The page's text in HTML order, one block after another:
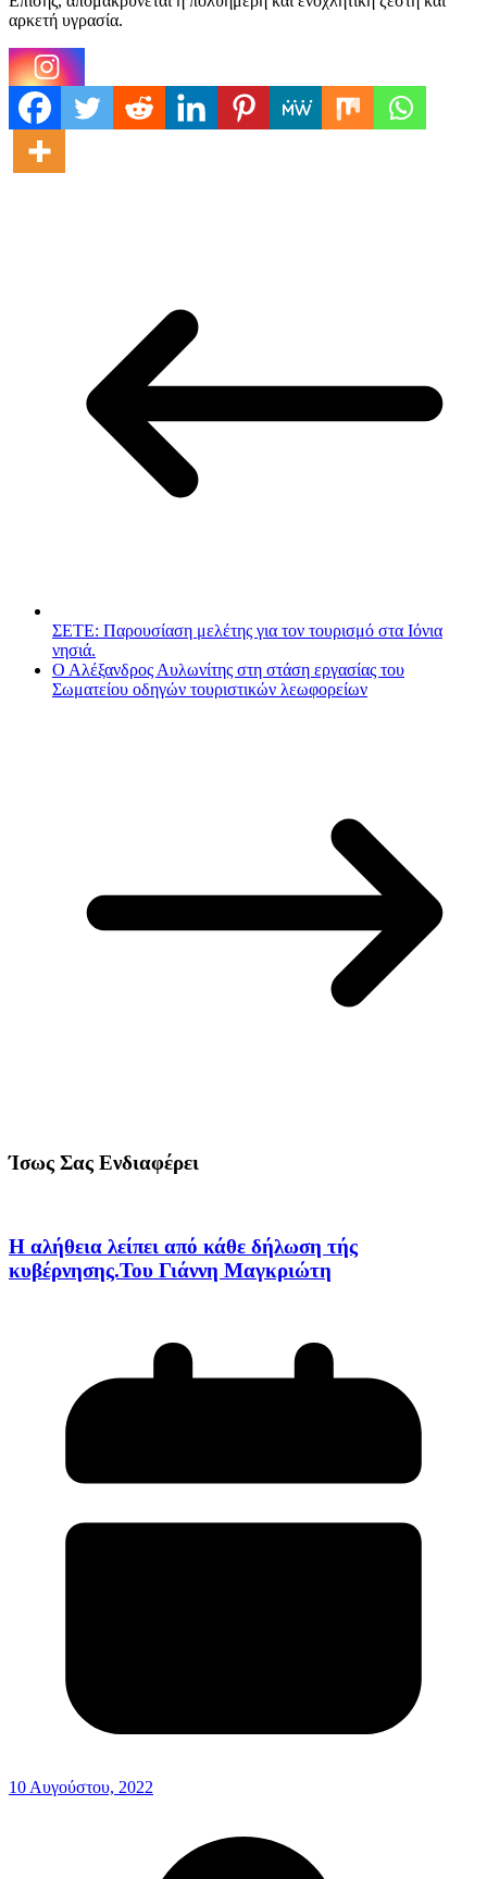
αρκετή υγρασία.
ΣΕΤΕ: Παρουσίαση μελέτης για τον τουρισμό στα Ιόνια
νησιά.
Ο Αλέξανδρος Αυλωνίτης στη στάση εργασίας του
Σωματείου οδηγών τουριστικών λεωφορείων
Ίσως Σας Ενδιαφέρει
Η αλήθεια λείπει από κάθε δήλωση τής
κυβέρνησης.Του Γιάννη Μαγκριώτη
10 Αυγούστου, 2022